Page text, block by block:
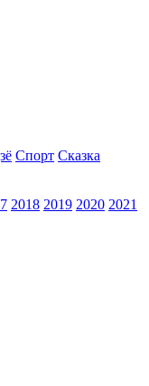
Спорт Сказка
2018 2019 2020 2021